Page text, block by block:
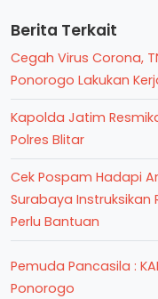
Berita Terkait
Cegah Virus Corona,
Ponorogo Lakukan
Kapolda Jatim
Polres Blitar
Cek Pospam Hadapi
Surabaya
Perlu Bantuan
Pemuda Pancasila :
Ponorogo